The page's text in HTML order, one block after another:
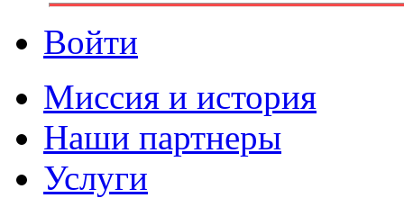
Войти
Миссия и история
Наши партнеры
Услуги